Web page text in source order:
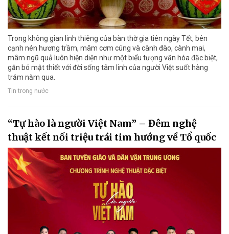
Trong không gian linh thiêng của bàn thờ gia tiên ngày Tết, bên
cạnh nén hương trầm, mâm cơm cúng và cành đào, cành mai,
mâm ngũ quả luôn hiện diện như một biểu tượng văn hóa đặc biệt,
gắn bó mật thiết với đời sống tâm linh của người Việt suốt hàng
trăm năm qua.
Tin trong nước
“Tự hào là người Việt Nam” – Đêm nghệ
thuật kết nối triệu trái tim hướng về Tổ quốc